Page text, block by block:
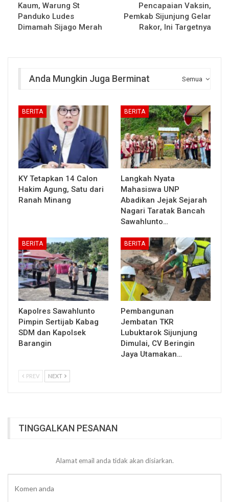
Kaum, Warung St
Panduko Ludes
Dimamah Sijago Merah
Pencapaian Vaksin,
Pemkab Sijunjung Gelar
Rakor, Ini Targetnya
Semua
Anda Mungkin Juga Berminat
BERITA
KY Tetapkan 14 Calon
Hakim Agung, Satu dari
Ranah Minang
BERITA
Langkah Nyata
Mahasiswa UNP
Abadikan Jejak Sejarah
Nagari Taratak Bancah
Sawahlunto…
BERITA
Kapolres Sawahlunto
Pimpin Sertijab Kabag
SDM dan Kapolsek
Barangin
BERITA
Pembangunan
Jembatan TKR
Lubuktarok Sijunjung
Dimulai, CV Beringin
Jaya Utamakan…
PREV NEXT
TINGGALKAN PESANAN
Alamat email anda tidak akan disiarkan.